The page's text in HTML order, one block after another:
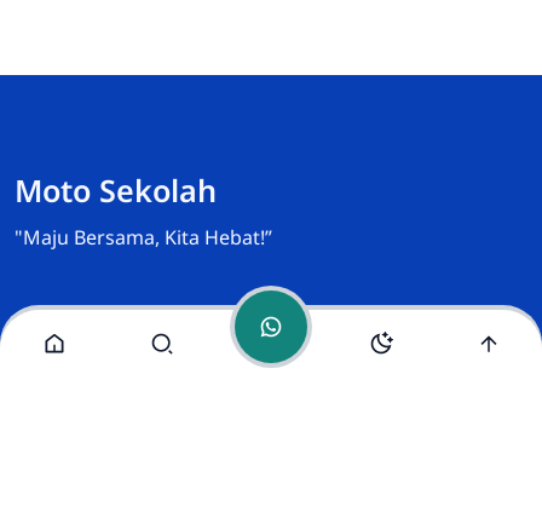
Moto Sekolah
"Maju Bersama, Kita Hebat!”
Media Sosial